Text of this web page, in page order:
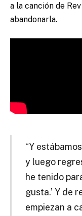
a la canción de
abandonarla.
“Y
y luego
he tenido
gusta.’ Y de
empiezan a